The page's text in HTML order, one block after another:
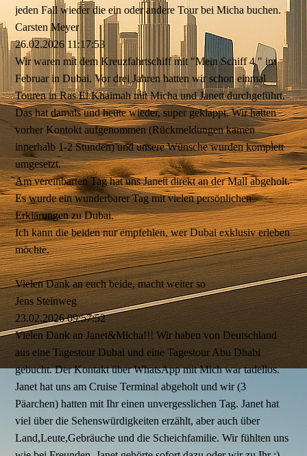
jeden Fall wieder die ein oder andere Tour bei Micha buchen.
Carsten Meyer
26.02.2026 11:17:53
Wir waren mit dem Kreuzfahrtschiff mit "Mein Schiff 4 " im
Februar in Dubai. Vor drei Jahren hatten wir schon einmal
Touren in Ras El Khaimah mit Micha und Janett durchgeführt.
Das hat damals und heute wieder, super geklappt. Wir hatten
vorher Kontokt aufgenommen (Rückmeldungen kamen
innerhalb 1-2 Stunden) und unsere Wünsche wurden komplett
umgesetzt.
Am vereinbarten Tag hat uns Janett direkt an der Mall abgeholt.
Es wurde ein wunderbarer Tag mit vielen persönlichen
Erklärungen zu Dubai.
Ich kann die beiden nur empfehlen, wer Dubai exklusiv erleben
möchte.
Vielen Dank an euch beide, macht weiter so
Jens Steinweg
23.02.2026 09:57:52
Vielen Dank an Janet&Micha!!! Wir haben von Deutschland
aus eine Tagestour Dubai und eine Tagestour Abu Dhabi
gebucht. Der Kontakt über WhatsApp mit Mich war tadellos.
Janet hat uns am Cruise Terminal abgeholt und wir (3
Päarchen) hatten mit Ihr einen unvergesslichen Tag. Janet hat
viel über die Sehenswürdigkeiten erzählt, aber auch über
Land,Leute,Gebräuche und die Scheichfamilie. Wir fühlten uns